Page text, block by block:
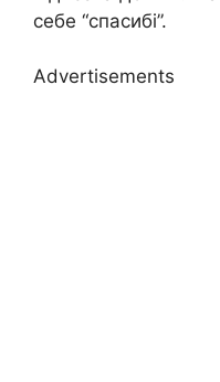
себе “спасибі”.
Advertisements